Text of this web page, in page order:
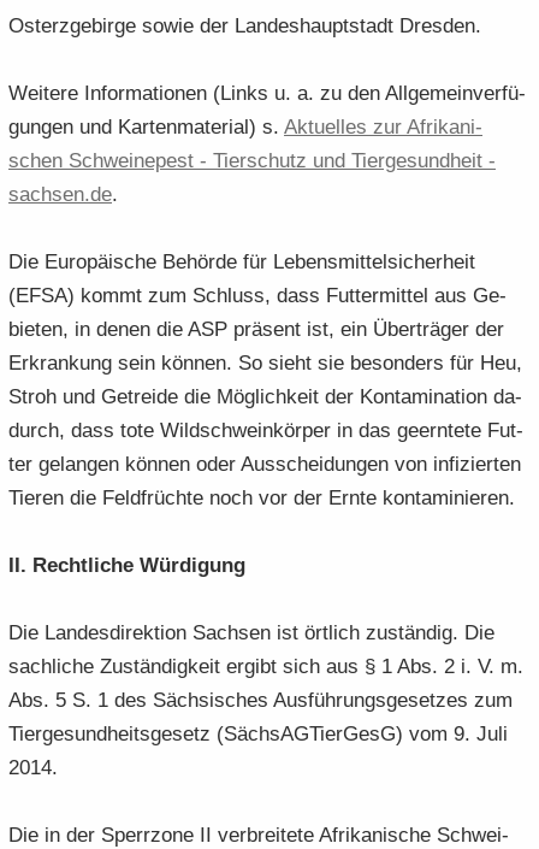
Osterzgebirge sowie der Lan­des­haupt­stadt Dres­den.
Wei­te­re In­for­ma­tio­nen (Links u. a. zu den All­ge­mein­ver­fü­
gun­gen und Kar­ten­ma­te­ri­al) s. Ak­tu­el­les zur Afri­ka­ni­
schen Schwei­ne­pest -​ Tier­schutz und Tier­ge­sund­heit -​
sach­sen.​de.
Die Eu­ro­päi­sche Be­hör­de für Le­bens­mit­tel­si­cher­heit
(EFSA) kommt zum Schluss, dass Fut­ter­mit­tel aus Ge­
bie­ten, in denen die ASP prä­sent ist, ein Über­trä­ger der
Er­kran­kung sein kön­nen. So sieht sie be­son­ders für Heu,
Stroh und Ge­trei­de die Mög­lich­keit der Kon­ta­mi­na­ti­on da­
durch, dass tote Wild­schwein­kör­per in das ge­ern­te­te Fut­
ter ge­lan­gen kön­nen oder Aus­schei­dun­gen von in­fi­zier­ten
Tie­ren die Feld­früch­te noch vor der Ernte kon­ta­mi­nie­ren.
II. Recht­li­che Wür­di­gung
Die Lan­des­di­rek­ti­on Sach­sen ist ört­lich zu­stän­dig. Die
sach­li­che Zu­stän­dig­keit er­gibt sich aus § 1 Abs. 2 i. V. m.
Abs. 5 S. 1 des Säch­si­sches Aus­füh­rungs­ge­set­zes zum
Tier­ge­sund­heits­ge­setz (Säch­s­AG­Tier­GesG) vom 9. Juli
2014.
Die in der Sperr­zo­ne II ver­brei­te­te Afri­ka­ni­sche Schwei­